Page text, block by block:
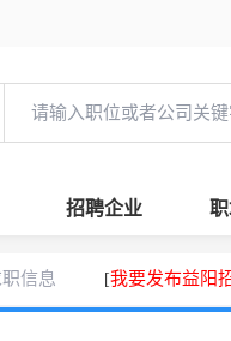
招聘企业
信息 [我要发布益阳